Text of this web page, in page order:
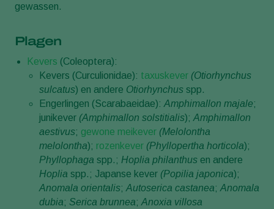
gewassen.
Plagen
Kevers (Coleoptera):
Kevers (Curculionidae): taxuskever (Otiorhynchus
sulcatus) en andere Otiorhynchus spp.
Engerlingen (Scarabaeidae): Amphimallon majale;
junikever (Amphimallon solstitialis); Amphimallon
aestivus; gewone meikever (Melolontha
melolontha); rozenkever (Phyllopertha horticola);
Phyllophaga spp.; Hoplia philanthus en andere
Hoplia spp.; Japanse kever (Popilia japonica);
Anomala orientalis; Autoserica castanea; Anomala
dubia; Serica brunnea; Anoxia villosa